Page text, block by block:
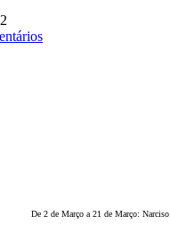
De 2 de Março a 21 de Março: Narciso